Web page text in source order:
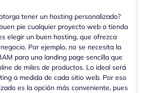
tener un hosting personalizado?
pie cualquier proyecto web o tienda
elegir un buen hosting, que ofrezca
Por ejemplo, no se necesita la
para una landing page sencilla que
de miles de productos. Lo ideal será
a medida de cada sitio web. Por eso
es la opción más conveniente, pues